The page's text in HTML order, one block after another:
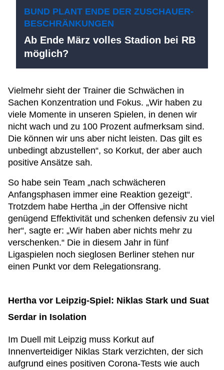
BUND PLANT ENDE DER ZUSCHAUER-
BESCHRÄNKUNGEN
Ab Ende März volles Stadion bei RB
möglich?
Vielmehr sieht der Trainer die Schwächen in
Sachen Konzentration und Fokus. „Wir haben zu
viele Momente in unseren Spielen, in denen wir
nicht wach und zu 100 Prozent aufmerksam sind.
Die können wir uns aber nicht leisten. Das gilt es
unbedingt abzustellen“, so Korkut, der aber auch
positive Ansätze sah.
So habe sein Team „nach schwächeren
Anfangsphasen immer eine Reaktion gezeigt“.
Trotzdem habe Hertha „in der Offensive nicht
genügend Effektivität und schenken defensiv zu viel
her“, sagte er: „Wir haben aber nichts mehr zu
verschenken.“ Die in diesem Jahr in fünf
Ligaspielen noch sieglosen Berliner stehen nur
einen Punkt vor dem Relegationsrang.
Hertha vor Leipzig-Spiel: Niklas Stark und Suat
Serdar in Isolation
Im Duell mit Leipzig muss Korkut auf
Innenverteidiger Niklas Stark verzichten, der sich
aufgrund eines positiven Corona-Tests wie auch